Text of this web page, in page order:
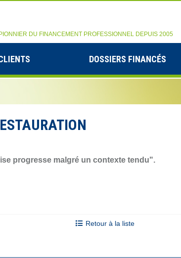
DU FINANCEMENT PROFESSIONNEL DEPUIS 2005
DOSSIERS FINANCÉS
progresse malgré un contexte tendu".
Retour à la liste